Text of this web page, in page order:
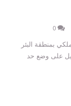
0
بمنطقة البئر
قليل على وضع حد